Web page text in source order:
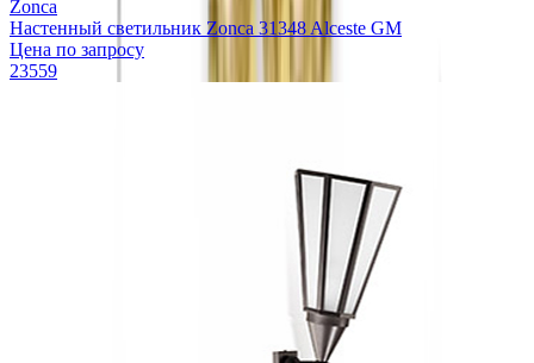
Zonca
Настенный светильник Zonca 31348 Alceste GM
Цена по запросу
23559